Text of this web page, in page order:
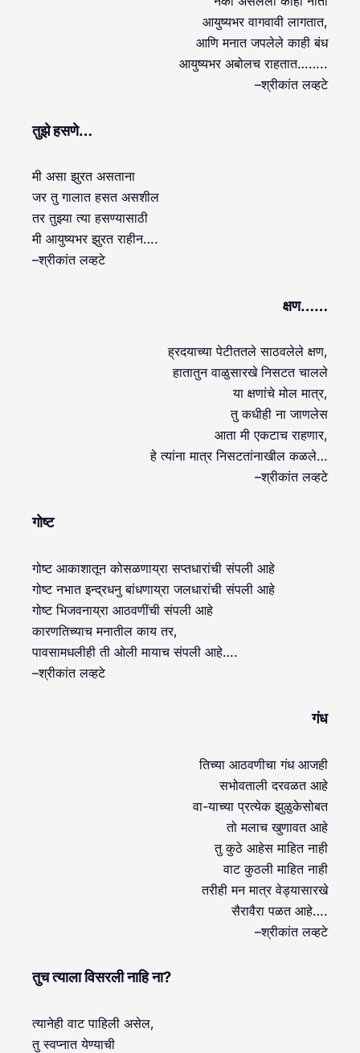
आयुष्यभर वागवावी लागतात,
आणि मनात जपलेले काही बंध
आयुष्यभर अबोलच राहतात……..
–श्रीकांत लव्हटे
तुझे हसणे…
मी असा झुरत असताना
जर तु गालात हसत असशील
तर तुझ्या त्या हसण्यासाठी
मी आयुष्यभर झुरत राहीन….
–श्रीकांत लव्हटे
क्षण……
ह्रदयाच्या पेटीततले साठवलेले क्षण,
हातातुन वाळुसारखे निसटत चालले
या क्षणांचे मोल मात्र,
तु कधीही ना जाणलेस
आता मी एकटाच राहणार,
हे त्यांना मात्र निसटतांनाखील कळले…
–श्रीकांत लव्हटे
गोष्ट
गोष्ट आकाशातून कोसळणाय्रा सप्तधारांची संपली आहे
गोष्ट नभात इन्द्रधनु बांधणाय्रा जलधारांची संपली आहे
गोष्ट भिजवनाय्रा आठवणींची संपली आहे
कारणतिच्याच मनातील काय तर,
पावसामधलीही ती ओली मायाच संपली आहे….
–श्रीकांत लव्हटे
गंध
तिच्या आठवणीचा गंध आजही
सभोवताली दरवळत आहे
वा-याच्या प्रत्येक झुळुकेसोबत
तो मलाच खुणावत आहे
तु कुठे आहेस माहित नाही
वाट कुठली माहित नाही
तरीही मन मात्र वेड्यासारखे
सैरावैरा पळत आहे….
–श्रीकांत लव्हटे
तुच त्याला विसरली नाहि ना?
त्यानेही वाट पाहिली असेल,
तु स्वप्नात येण्याची